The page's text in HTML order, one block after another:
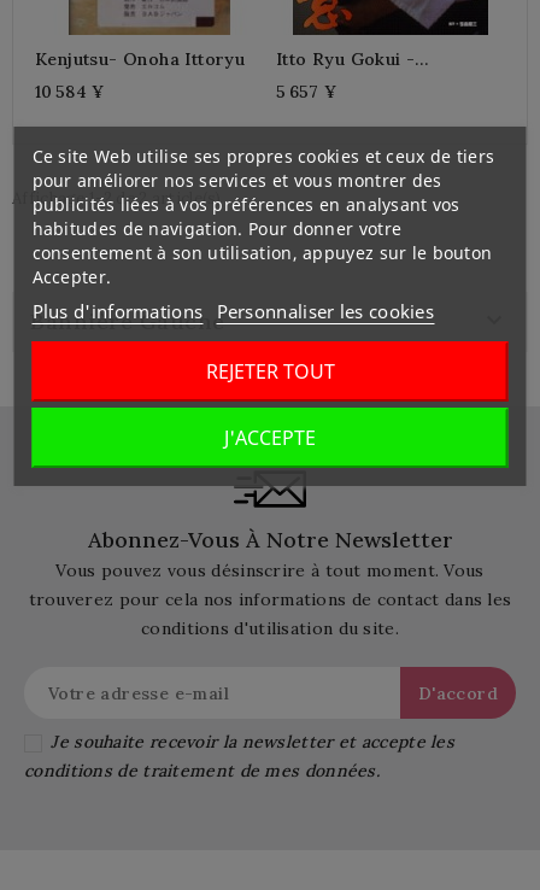
Kenjutsu- Onoha Ittoryu
10 584 ¥
Itto Ryu Gokui -
SASAMORI Takemi
5 657 ¥
Affichage 1-2 de 2 article(s)
Bannière Gauche
Abonnez-Vous À Notre Newsletter
Vous pouvez vous désinscrire à tout moment. Vous
trouverez pour cela nos informations de contact dans les
conditions d'utilisation du site.
Je souhaite recevoir la newsletter et accepte les
conditions de traitement de mes données.
Ce site Web utilise ses propres cookies et ceux de tiers
pour améliorer nos services et vous montrer des
publicités liées à vos préférences en analysant vos
habitudes de navigation. Pour donner votre
consentement à son utilisation, appuyez sur le bouton
Accepter.
Plus d'informations Personnaliser les cookies
REJETER TOUT
J'ACCEPTE